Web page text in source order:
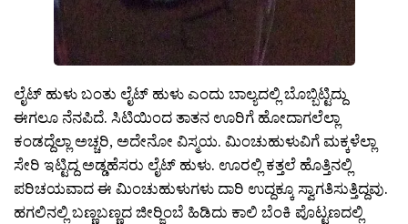
ಲೈಟ್ ಹುಳು ಬಂತು ಲೈಟ್ ಹುಳು ಎಂದು ಬಾಲ್ಯದಲ್ಲಿ ಬೊಬ್ಬಿಟ್ಟಿದ್ದು
ಈಗಲೂ ನೆನಪಿದೆ. ಸಿಟಿಯಿಂದ ತಾತನ ಊರಿಗೆ ಹೋದಾಗಲೆಲ್ಲಾ
ಕಂಡದ್ದೆಲ್ಲಾ ಅಚ್ಚರಿ, ಅದೇನೋ ವಿಸ್ಮಯ. ಮಿಂಚುಹುಳುವಿಗೆ ಮಕ್ಕಳೆಲ್ಲಾ
ಸೇರಿ ಇಟ್ಟಿದ್ದ ಅಡ್ಡಹೆಸರು ಲೈಟ್ ಹುಳು. ಊರಲ್ಲಿ ಕತ್ತಲೆ ಹೊತ್ತಿನಲ್ಲಿ
ಪರಿಚಯವಾದ ಈ ಮಿಂಚುಹುಳುಗಳು ದಾರಿ ಉದ್ದಕ್ಕೂ ಸ್ವಾಗತಿಸುತ್ತಿದ್ದವು.
ಹಗಲಿನಲ್ಲಿ ಬಣ್ಣಬಣ್ಣದ ಜೀರ‍್ಜಿಂಬೆ ಹಿಡಿದು ಕಾಲಿ ಬೆಂಕಿ ಪೊಟ್ಟಣದಲ್ಲಿ